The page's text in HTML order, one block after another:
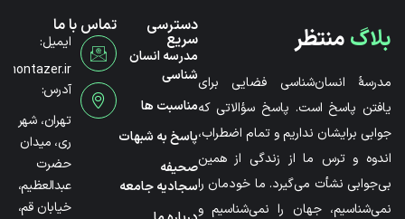
بلاگمنتظر
مدرسۀ انسان‌شناسی فضایی برای
یافتن پاسخ است. پاسخ سؤالاتی که
جوابی برایشان نداریم و تمام اضطراب،
اندوه و ترس ما از زندگی از همین
بی‌جوابی نشأت می‌گیرد. ما خودمان را
نمی‌شناسیم، جهان را نمی‌شناسیم و
دسترسی
سریع
مدرسه انسان
شناسی
مناسبت ها
پاسخ به شبهات
صحیفه
سجادیه جامعه
تماس با ما
ایمیل:
آدرس:
تهران، شهر
ری، میدان
حضرت
عبدالعظیم،
خیابان قم،